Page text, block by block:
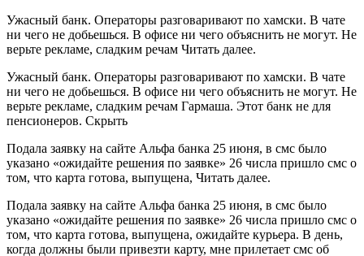
Ужасный банк. Операторы разговаривают по хамски. В чате
ни чего не добьешься. В офисе ни чего объяснить не могут. Не
верьте рекламе, сладким речам Читать далее.
Ужасный банк. Операторы разговаривают по хамски. В чате
ни чего не добьешься. В офисе ни чего объяснить не могут. Не
верьте рекламе, сладким речам Гармаша. Этот банк не для
пенсионеров. Скрыть
Подала заявку на сайте Альфа банка 25 июня, в смс было
указано «ожидайте решения по заявке» 26 числа пришло смс о
том, что карта готова, выпущена, Читать далее.
Подала заявку на сайте Альфа банка 25 июня, в смс было
указано «ожидайте решения по заявке» 26 числа пришло смс о
том, что карта готова, выпущена, ожидайте курьера. В день,
когда должны были привезти карту, мне прилетает смс об